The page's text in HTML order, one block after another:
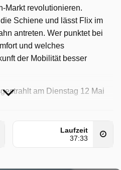
Markt revolutionieren.
Schiene und lässt Flix im
antreten. Wer punktet bei
und welches
der Mobilität besser
am Dienstag 12 Mai
Laufzeit
37:33